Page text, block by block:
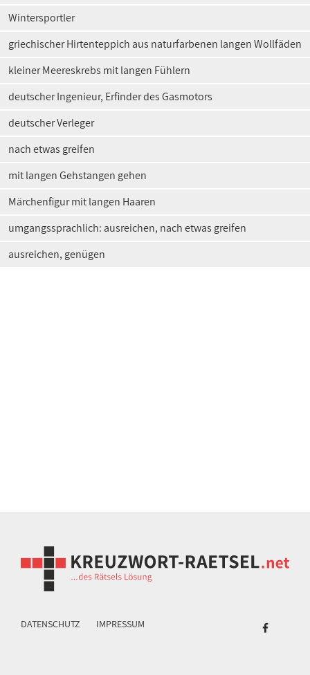
Wintersportler
griechischer Hirtenteppich aus naturfarbenen langen Wollfäden
kleiner Meereskrebs mit langen Fühlern
deutscher Ingenieur, Erfinder des Gasmotors
deutscher Verleger
nach etwas greifen
mit langen Gehstangen gehen
Märchenfigur mit langen Haaren
umgangssprachlich: ausreichen, nach etwas greifen
ausreichen, genügen
DATENSCHUTZ IMPRESSUM